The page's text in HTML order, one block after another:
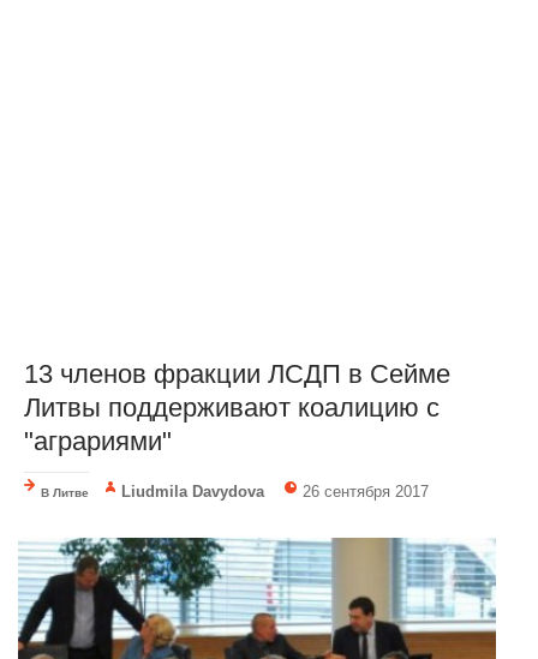
13 членов фракции ЛСДП в Cейме
Литвы поддерживают коалицию с
"аграриями"
В Литве Liudmila Davydova 26 сентября 2017